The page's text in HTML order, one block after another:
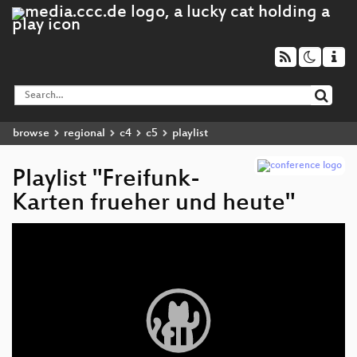
browse regional c4 c5 playlist
Playlist "Freifunk-
Karten frueher und heute"